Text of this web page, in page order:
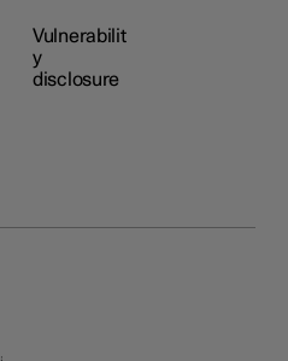
Vulnerabilit
y
disclosure